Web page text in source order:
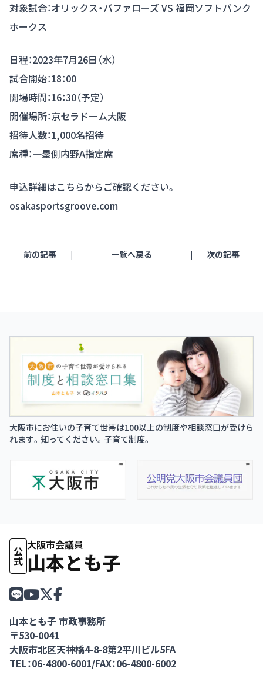
対象試合：オリックス・バファローズ VS 福岡ソフトバンク
ホークス
日程：2023年7月26日（水）
試合開始：18：00
開場時間：16：30（予定）
開催場所：京セラドーム大阪
招待人数：1,000名招待
席種：一塁側内野A指定席
申込詳細はこちらからご確認ください。
osakasportsgroove.com
前の記事 一覧へ戻る 次の記事
大阪市にお住いの子育て世帯は100以上の制度や相談窓口が受けら
れます。知ってください。子育て制度。
公式
大阪市会議員
山本とも子
山本とも子 市政事務所
〒530-0041
大阪市北区天神橋4-8-8第2平川ビル5FA
TEL：06-4800-6001/FAX：06-4800-6002